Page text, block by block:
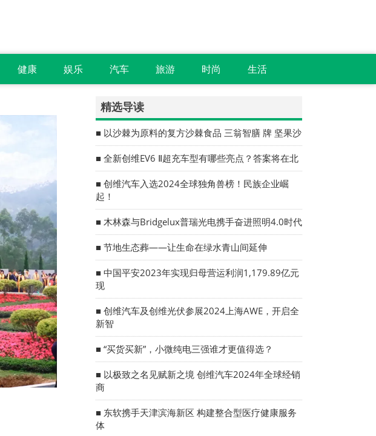
健康 娱乐 汽车 旅游 时尚 生活
精选导读
■ 以沙棘为原料的复方沙棘食品 三翁智膳 牌 坚果沙
■ 全新创维EV6 Ⅱ超充车型有哪些亮点？答案将在北
■ 创维汽车入选2024全球独角兽榜！民族企业崛
起！
■ 木林森与Bridgelux普瑞光电携手奋进照明4.0时代
■ 节地生态葬——让生命在绿水青山间延伸
■ 中国平安2023年实现归母营运利润1,179.89亿元
现
■ 创维汽车及创维光伏参展2024上海AWE，开启全
新智
■ “买货买新”，小微纯电三强谁才更值得选？
■ 以极致之名见赋新之境 创维汽车2024年全球经销
商
■ 东软携手天津滨海新区 构建整合型医疗健康服务
体